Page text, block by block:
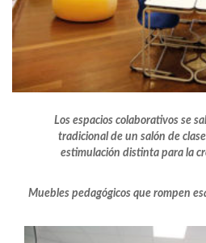
Los espacios colaborativos se
tradicional de un salón de
estimulación distinta para la
Muebles pedagógicos que rompen